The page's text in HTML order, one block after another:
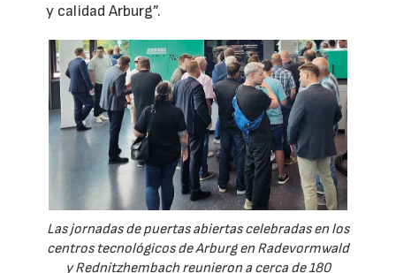
y calidad Arburg”.
Las jornadas de puertas abiertas celebradas en los
centros tecnológicos de Arburg en Radevormwald
y Rednitzhembach reunieron a cerca de 180